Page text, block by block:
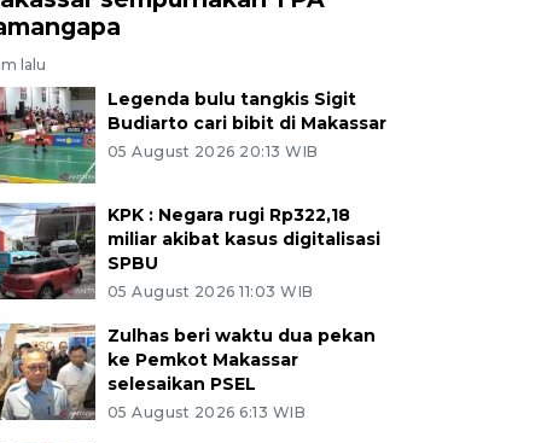
lalu
Legenda bulu tangkis Sigit
Budiarto cari bibit di Makassar
05 August 2026 20:13 WIB
KPK : Negara rugi Rp322,18
miliar akibat kasus digitalisasi
SPBU
05 August 2026 11:03 WIB
Zulhas beri waktu dua pekan
ke Pemkot Makassar
selesaikan PSEL
05 August 2026 6:13 WIB